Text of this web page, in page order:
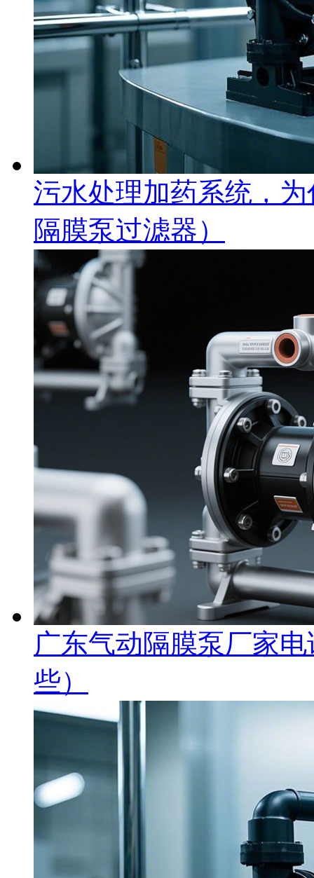
污水处理加药系统，
隔膜泵过滤器）
广东气动隔膜泵厂家
些）